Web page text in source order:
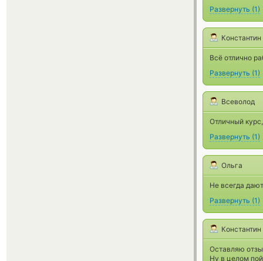
Развернуть (1)
Константин
Всё отлично
Развернуть (1)
Всеволод
Отличный
Развернуть (1)
Ольга
Не всегда
Развернуть (1)
Константин
Оставляю
Ну в целом